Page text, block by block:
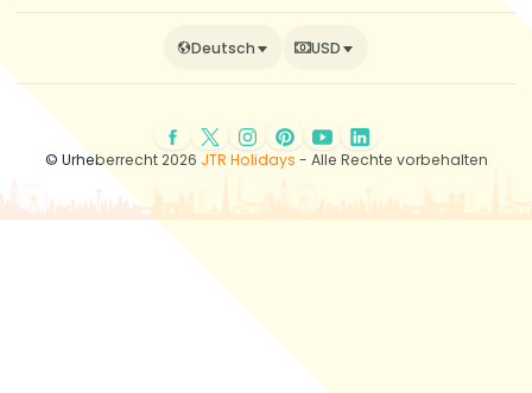
Deutsch USD
© Urheberrecht 2026 JTR Holidays - Alle Rechte vorbehalten